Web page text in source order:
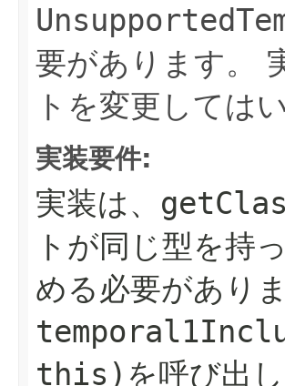
要があります。
トを変更しては
実装要件:
実装は、
トが同じ型を持
める必要がありま
this) を呼び出